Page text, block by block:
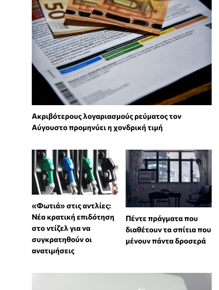
Ακριβότερους λογαριασμούς ρεύματος τον
Αύγουστο προμηνύει η χονδρική τιμή
«Φωτιά» στις αντλίες:
Νέα κρατική επιδότηση
στο ντίζελ για να
συγκρατηθούν οι
ανατιμήσεις
Πέντε πράγματα που
διαθέτουν τα σπίτια που
μένουν πάντα δροσερά